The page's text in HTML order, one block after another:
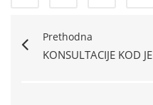
Prethodna
KONSULTACIJE KOD